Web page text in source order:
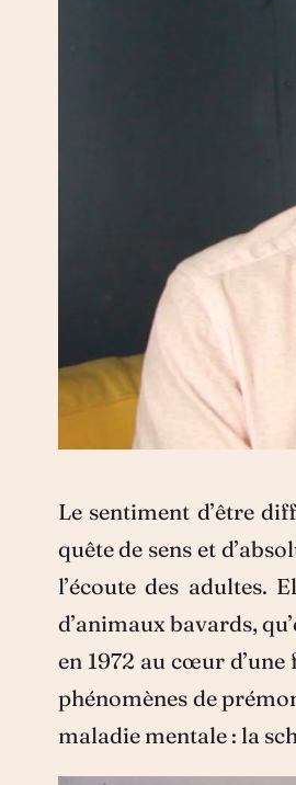
Le sentiment d’être
quête de sens et
l’écoute des adultes.
d’animaux bavards,
en 1972 au cœur
phénomènes de
maladie mentale : la